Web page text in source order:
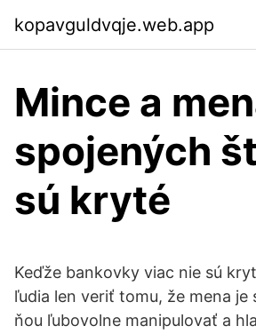
kopavguldvqje.web.app
Mince a
spojených
sú kryté
Keďže bankovky viac nie sú
ľudia len veriť tomu, že mena je
ňou ľubovolne manipulovať a